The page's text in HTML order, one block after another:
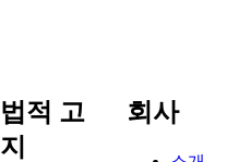
법적 고
지
회사